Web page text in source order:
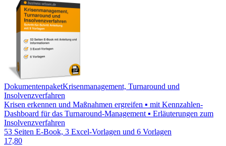
DokumentenpaketKrisenmanagement, Turnaround und
Insolvenzverfahren
Krisen erkennen und Maßnahmen ergreifen ▪ mit Kennzahlen-
Dashboard für das Turnaround-Management ▪ Erläuterungen zum
Insolvenzverfahren
53 Seiten E-Book, 3 Excel-Vorlagen und 6 Vorlagen
17,80